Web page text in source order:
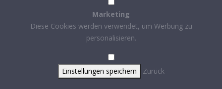
Marketing
Diese Cookies werden verwendet, um Werbung zu
personalisieren.
Einstellungen speichern Zurück